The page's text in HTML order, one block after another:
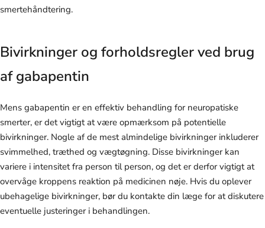
smertehåndtering.
Bivirkninger og forholdsregler ved brug
af gabapentin
Mens gabapentin er en effektiv behandling for neuropatiske
smerter, er det vigtigt at være opmærksom på potentielle
bivirkninger. Nogle af de mest almindelige bivirkninger inkluderer
svimmelhed, træthed og vægtøgning. Disse bivirkninger kan
variere i intensitet fra person til person, og det er derfor vigtigt at
overvåge kroppens reaktion på medicinen nøje. Hvis du oplever
ubehagelige bivirkninger, bør du kontakte din læge for at diskutere
eventuelle justeringer i behandlingen.